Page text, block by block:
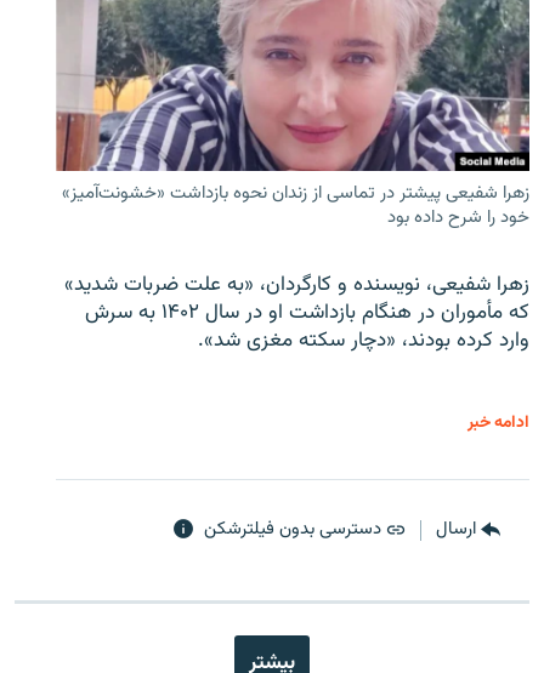
زهرا شفیعی پیشتر در تماسی از زندان نحوه بازداشت «خشونت‌آمیز»
خود را شرح داده بود
زهرا شفیعی، نویسنده و کارگردان، «به علت ضربات شدید»
که مأموران در هنگام بازداشت او در سال ۱۴۰۲ به سرش
وارد کرده بودند، «دچار سکته مغزی شد».
ادامه خبر
ارسال دسترسی بدون فیلترشکن
بیشتر